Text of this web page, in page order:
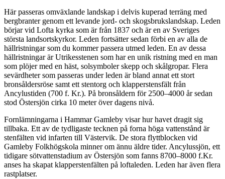
Här passeras omväxlande landskap i delvis kuperad terräng med
bergbranter genom ett levande jord- och skogsbrukslandskap. Leden
börjar vid Lofta kyrka som är från 1837 och är en av Sveriges
största landsortskyrkor. Leden fortsätter sedan förbi en av alla de
hällristningar som du kommer passera utmed leden. En av dessa
hällristningar är Utrikesstenen som har en unik ristning med en man
som plöjer med en häst, solsymboler skepp och skålgropar. Flera
sevärdheter som passeras under leden är bland annat ett stort
bronsåldersröse samt ett stentorg och klapperstensfält från
Ancylustiden (700 f. Kr.). På bronsåldern för 2500–4000 år sedan
stod Östersjön cirka 10 meter över dagens nivå.
Fornlämningarna i Hammar Gamleby visar hur havet dragit sig
tillbaka. Ett av de tydligaste tecknen på forna höga vattenstånd är
stenfälten vid infarten till Västervik. De stora flyttblocken vid
Gamleby Folkhögskola minner om ännu äldre tider. Ancylussjön, ett
tidigare sötvattenstadium av Östersjön som fanns 8700–8000 f.Kr.
anses ha skapat klapperstenfälten på loftaleden. Leden har även flera
rastplatser.